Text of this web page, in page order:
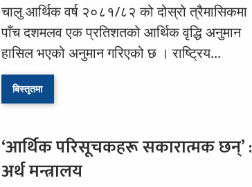
चालु आर्थिक वर्ष २०८१/८२ को दोस्रो त्रैमासिकमा
पाँच दशमलव एक प्रतिशतको आर्थिक वृद्धि अनुमान
हासिल भएको अनुमान गरिएको छ । राष्ट्रिय...
बिस्तृतमा
‘आर्थिक परिसूचकहरू सकारात्मक छन्’ :
अर्थ मन्त्रालय